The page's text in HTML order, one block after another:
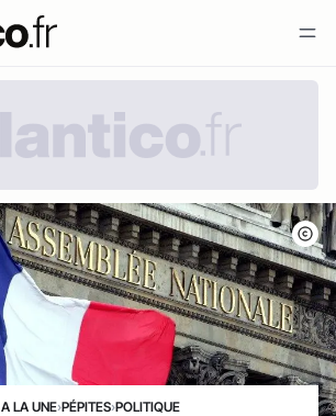
A LA UNE›PÉPITES›POLITIQUE